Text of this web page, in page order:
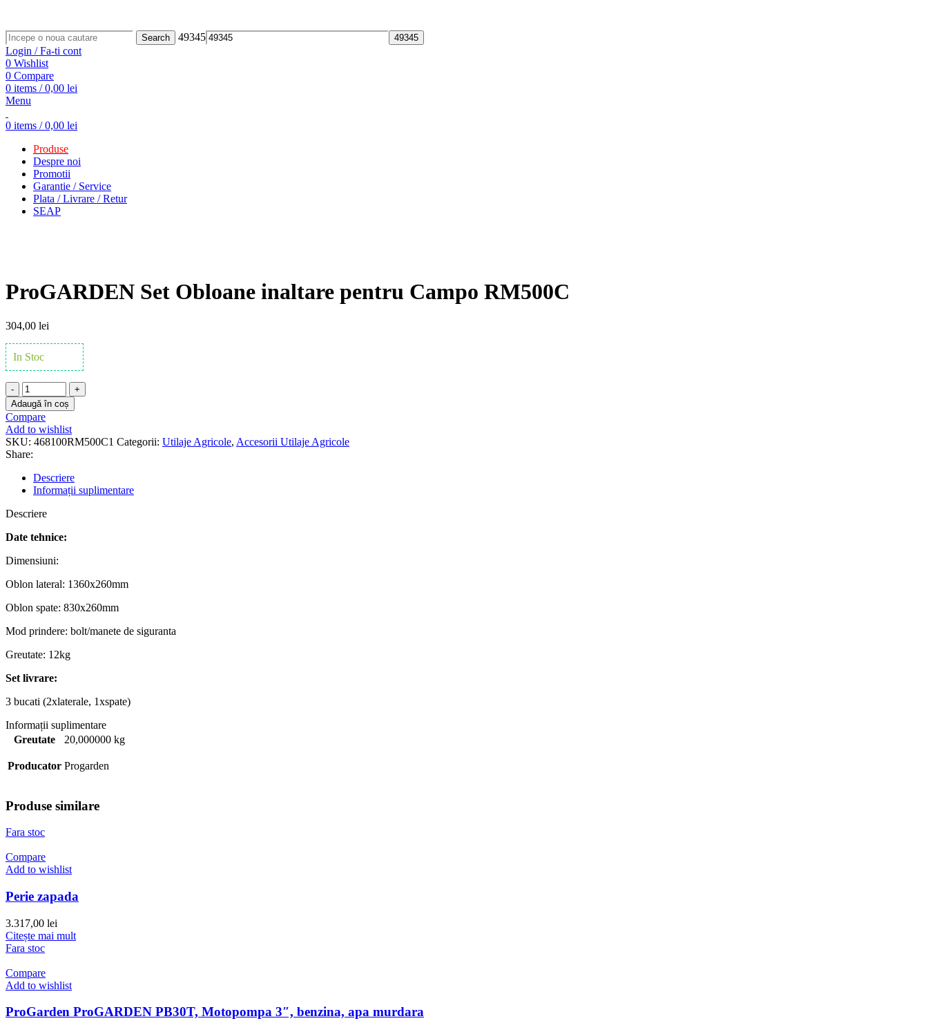
Search
49345
Login / Fa-ti cont
0 Wishlist
0 Compare
0 items / 0,00 lei
Menu
0 items / 0,00 lei
Produse
Despre noi
Promotii
Garantie / Service
Plata / Livrare / Retur
SEAP
ProGARDEN Set Obloane inaltare pentru Campo RM500C
304,00 lei
In Stoc
Cantitate
ProGARDEN
Set
Obloane
inaltare
pentru
Campo
RM500C
Adaugă în coș
Compare
Add to wishlist
SKU: 468100RM500C1 Categorii: Utilaje Agricole, Accesorii Utilaje Agricole
Share:
Descriere
Informații suplimentare
Descriere
Date tehnice:
Dimensiuni:
Oblon lateral: 1360x260mm
Oblon spate: 830x260mm
Mod prindere: bolt/manete de siguranta
Greutate: 12kg
Set livrare:
3 bucati (2xlaterale, 1xspate)
Informații suplimentare
Greutate
20,000000 kg
Producator Progarden
Produse similare
Fara stoc
Compare
Add to wishlist
Perie zapada
3.317,00 lei
Citește mai mult
Fara stoc
Compare
Add to wishlist
ProGarden ProGARDEN PB30T, Motopompa 3″, benzina, apa murdara